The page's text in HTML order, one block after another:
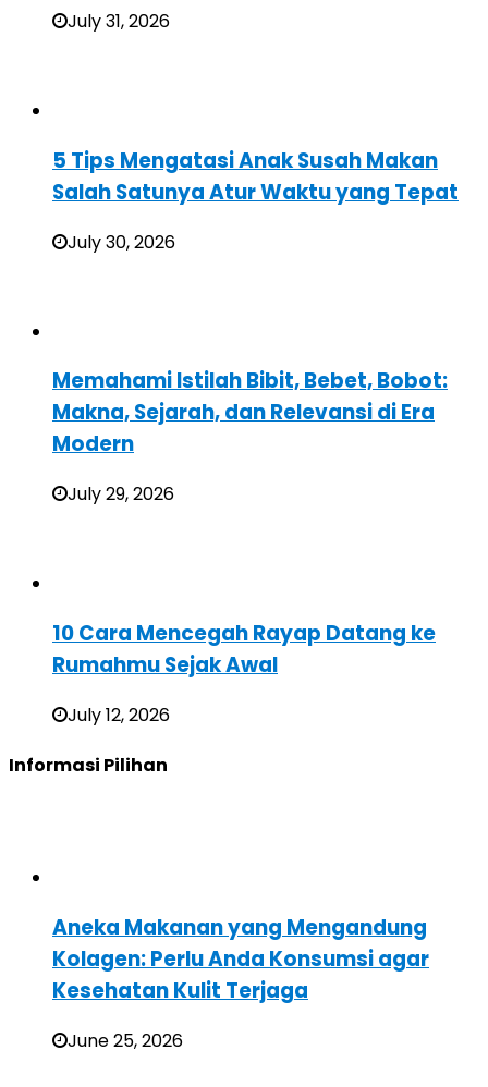
July 31, 2026
5 Tips Mengatasi Anak Susah Makan
Salah Satunya Atur Waktu yang Tepat
July 30, 2026
Memahami Istilah Bibit, Bebet, Bobot:
Makna, Sejarah, dan Relevansi di Era
Modern
July 29, 2026
10 Cara Mencegah Rayap Datang ke
Rumahmu Sejak Awal
July 12, 2026
Informasi Pilihan
Aneka Makanan yang Mengandung
Kolagen: Perlu Anda Konsumsi agar
Kesehatan Kulit Terjaga
June 25, 2026